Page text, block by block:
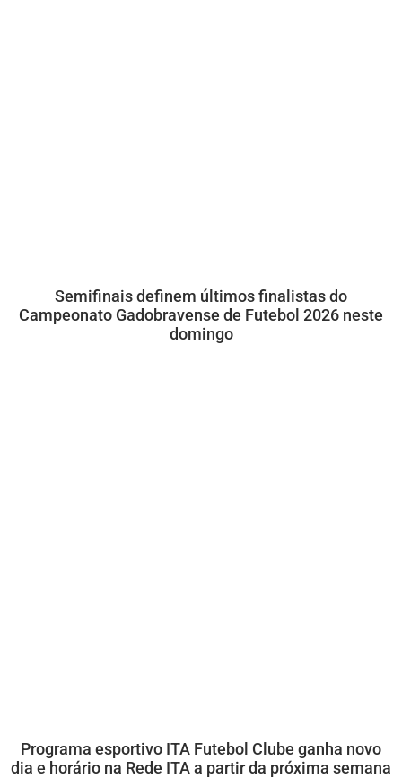
Semifinais definem últimos finalistas do
Campeonato Gadobravense de Futebol 2026 neste
domingo
Programa esportivo ITA Futebol Clube ganha novo
dia e horário na Rede ITA a partir da próxima semana